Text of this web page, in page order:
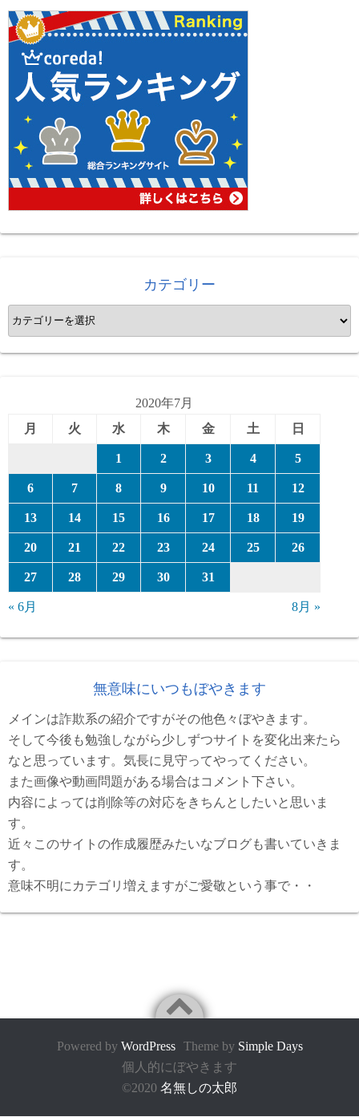
カテゴリー
カ
テ
ゴ
2020年7月
月
火 水 木 金 土 日
1 2 3 4 5
6 7 8 9 10 11 12
13 14 15 16 17 18 19
20 21 22 23 24 25 26
27 28 29 30 31
« 6月 8月 »
無意味にいつもぼやきます
メインは詐欺系の紹介ですがその他色々ぼやきます。
そして今後も勉強しながら少しずつサイトを変化出来たら
なと思っています。気長に見守ってやってください。
また画像や動画問題がある場合はコメント下さい。
内容によっては削除等の対応をきちんとしたいと思いま
す。
近々このサイトの作成履歴みたいなブログも書いていきま
す。
意味不明にカテゴリ増えますがご愛敬という事で・・
Powered by WordPress Theme by Simple Days
個人的にぼやきます
©2020 名無しの太郎